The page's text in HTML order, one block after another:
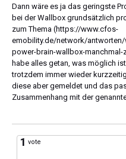
Dann wäre es ja das geringste
bei der Wallbox grundsätzlich
zum Thema (https://www.cfos-
emobility.de/network/
power-brain-wallbox-
habe alles getan, was möglich
trotzdem immer wieder
diese aber gemeldet und das
Zusammenhang mit der
1 vote